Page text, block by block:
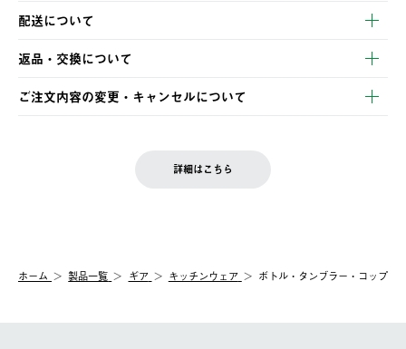
以下のいずれかの方法でお支払いいただけます。
・クレジットカード決済
・コンビニ決済
・Pay-easy決済
配送について
【発送スケジュール】
ご注文・ご入金完了より2営業日以内に商品を発送いたします。
土日祝の発送はございませんので、木曜日以降のご注文は週明け
の発送となる場合がございます。
【配送業者】
佐川急便にて配送されます。
返品・交換について
※お客様都合の場合
お客様都合の返品にかかる送料は、お客様ご負担とさせていただ
む）は受け付けておりません。
一度お手元の商品を返品いただき、ご希望商品を再注文してくだ
ご注文内容の変更・キャンセルについて
LOGOS FAMILY会員の方は、会員マイページ内 購入履歴画面に
詳細はこちら
ホーム 製品一覧 ギア キッチンウェア ボトル・タンブラー・コップ